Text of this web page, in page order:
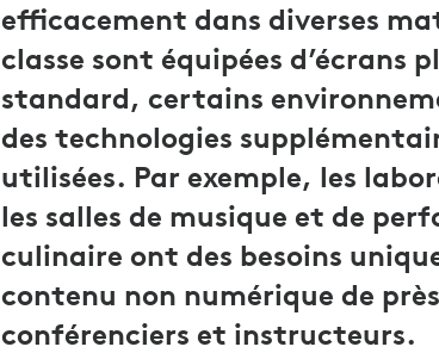
efficacement dans diverses
classe sont équipées
standard, certains
des technologies
utilisées. Par exemple, les
les salles de musique et de
culinaire ont des besoins
contenu non numérique de
conférenciers et instructeurs.